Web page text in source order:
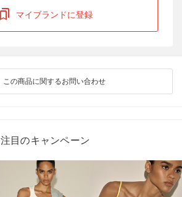
マイブランドに登録
この商品に関するお問い合わせ
注目のキャンペーン